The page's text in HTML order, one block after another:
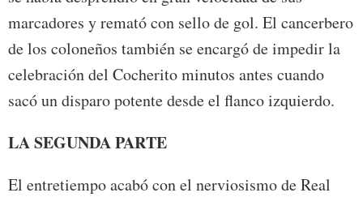
marcadores y remató con sello de gol. El cancerbero
de los coloneños también se encargó de impedir la
celebración del Cocherito minutos antes cuando
sacó un disparo potente desde el flanco izquierdo.
LA SEGUNDA PARTE
El entretiempo acabó con el nerviosismo de Real